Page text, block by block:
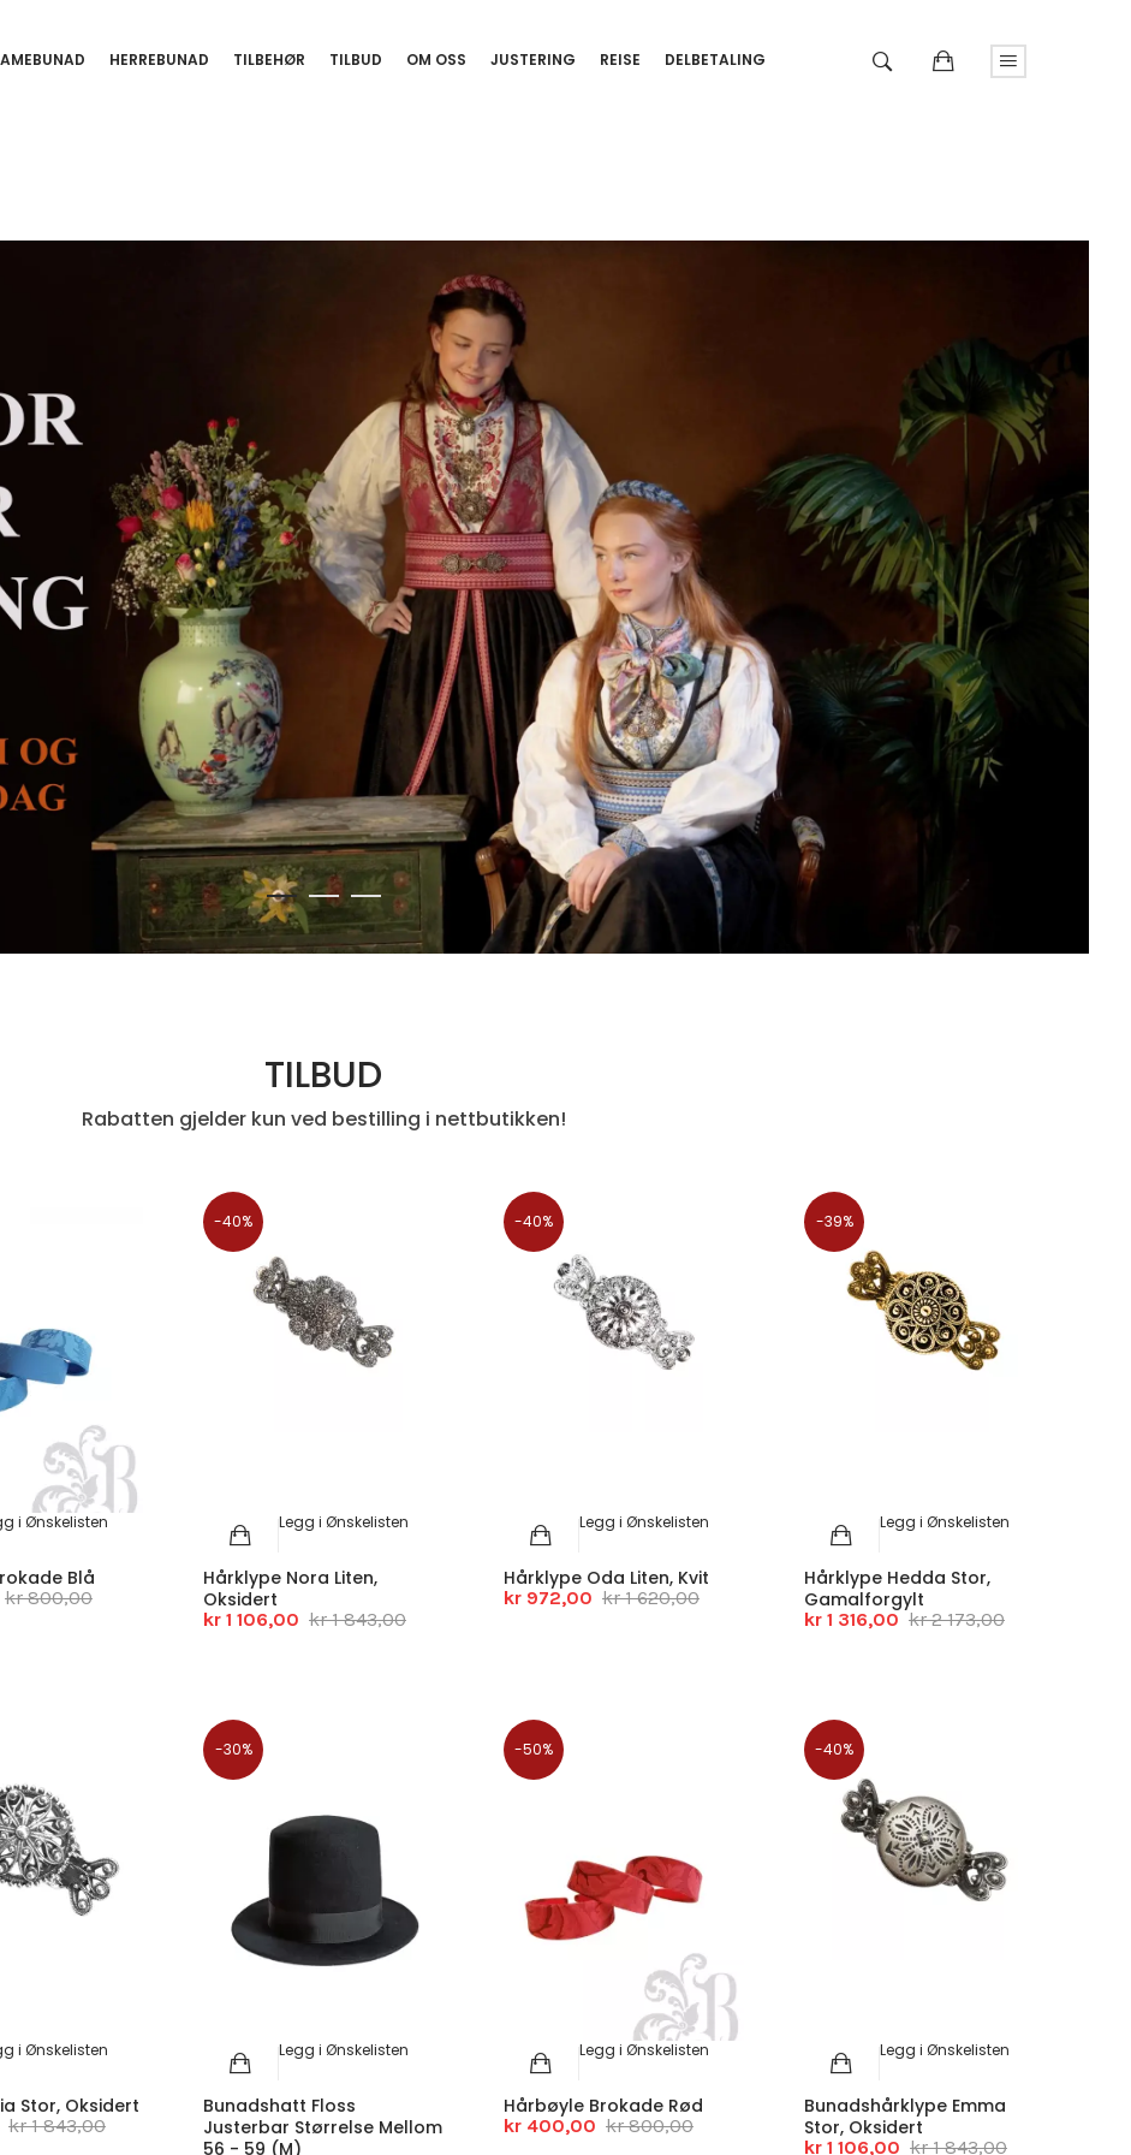
HERREBUNAD TILBEHØR TILBUD OM OSS JUSTERING REISE DELBETALING
TILBUD
Rabatten gjelder kun ved bestilling i nettbutikken!
i Ønskelisten
Blå
kr 800,00
-40%
Legg i Ønskelisten
Hårklype Nora Liten,
Oksidert
kr 1 106,00 kr 1 843,00
-40%
Legg i Ønskelisten
Hårklype Oda Liten, Kvit
kr 972,00 kr 1 620,00
-39%
Legg i Ønskelisten
Hårklype Hedda Stor,
Gamalforgylt
kr 1 316,00 kr 2 173,00
i Ønskelisten
Stor, Oksidert
kr 1 843,00
-30%
Legg i Ønskelisten
Bunadshatt Floss
Justerbar Størrelse Mellom
56 - 59 (M)
-50%
Legg i Ønskelisten
Hårbøyle Brokade Rød
kr 400,00 kr 800,00
-40%
Legg i Ønskelisten
Bunadshårklype Emma
Stor, Oksidert
kr 1 106,00 kr 1 843,00